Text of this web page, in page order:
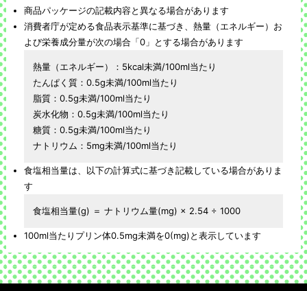
商品パッケージの記載内容と異なる場合があります
消費者庁が定める食品表示基準に基づき、熱量（エネルギー）お
よび栄養成分量が次の場合「0」とする場合があります
熱量（エネルギー）：5kcal未満/100ml当たり
たんぱく質：0.5g未満/100ml当たり
脂質：0.5g未満/100ml当たり
炭水化物：0.5g未満/100ml当たり
糖質：0.5g未満/100ml当たり
ナトリウム：5mg未満/100ml当たり
食塩相当量は、以下の計算式に基づき記載している場合がありま
す
食塩相当量(g) ＝ ナトリウム量(mg) × 2.54 ÷ 1000
100ml当たりプリン体0.5mg未満を0(mg)と表示しています